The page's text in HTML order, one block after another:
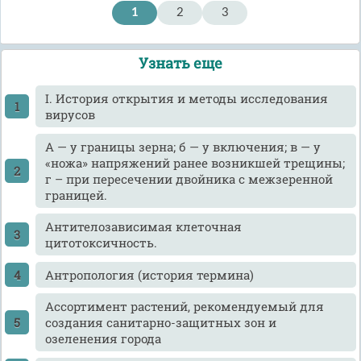
1 2 3
Узнать еще
I. История открытия и методы исследования
вирусов
А — у границы зерна; б — у включения; в — у
«ножа» напряжений ранее возникшей трещины;
г – при пересечении двойника с межзеренной
границей.
Антителозависимая клеточная
цитотоксичность.
Антропология (история термина)
Ассортимент растений, рекомендуемый для
создания санитарно-защитных зон и
озеленения города